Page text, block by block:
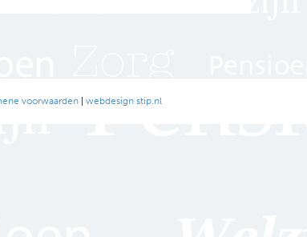
voorwaarden | webdesign stip.nl